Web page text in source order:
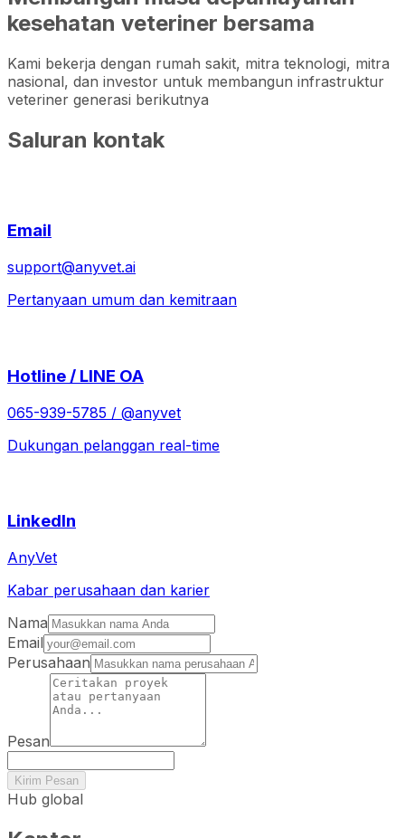
kesehatan veteriner bersama
Kami bekerja dengan rumah sakit, mitra teknologi, mitra
nasional, dan investor untuk membangun infrastruktur
veteriner generasi berikutnya
Saluran kontak
Email
support@anyvet.ai
Pertanyaan umum dan kemitraan
Hotline / LINE OA
065-939-5785 / @anyvet
Dukungan pelanggan real-time
LinkedIn
AnyVet
Kabar perusahaan dan karier
Nama
Email
Perusahaan
Pesan
Kirim Pesan
Hub global